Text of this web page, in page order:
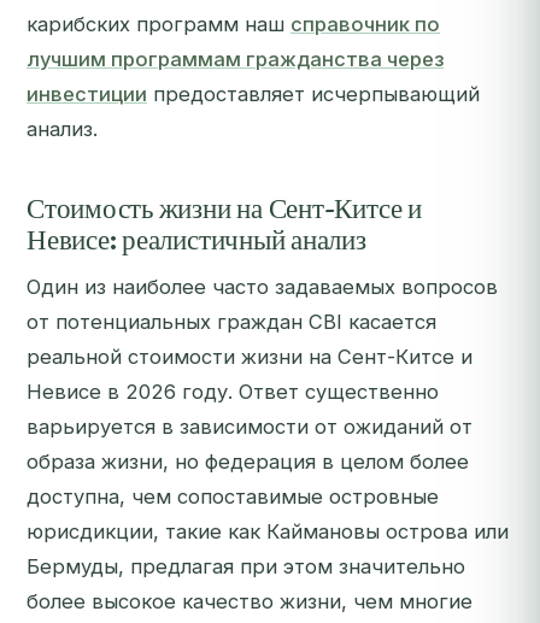
карибских программ наш справочник по
лучшим программам гражданства через
инвестиции предоставляет исчерпывающий
анализ.
Стоимость жизни на Сент-Китсе и
Невисе: реалистичный анализ
Один из наиболее часто задаваемых вопросов
от потенциальных граждан CBI касается
реальной стоимости жизни на Сент-Китсе и
Невисе в 2026 году. Ответ существенно
варьируется в зависимости от ожиданий от
образа жизни, но федерация в целом более
доступна, чем сопоставимые островные
юрисдикции, такие как Каймановы острова или
Бермуды, предлагая при этом значительно
более высокое качество жизни, чем многие